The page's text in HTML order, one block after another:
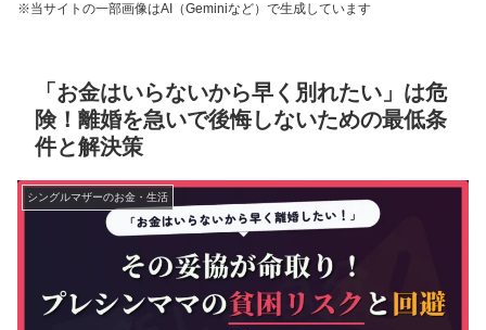
※当サイトの一部画像はAI（Geminiなど）で生成しています
「お金はいらないから早く別れたい」は危
険！離婚を急いで後悔しないための最低条
件と解決策
シングルマザーのお金・生活